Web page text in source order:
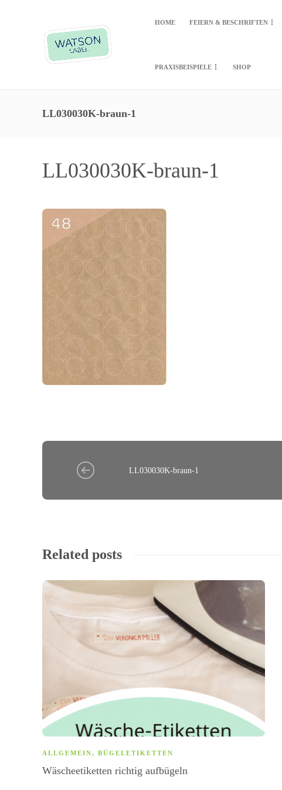
HOME FEIERN & BESCHRIFTEN
PRAXISBEISPIELE SHOP
LL030030K-braun-1
LL030030K-braun-1
LL030030K-braun-1
Related posts
ALLGEMEIN, BÜGELETIKETTEN
Wäscheetiketten richtig aufbügeln